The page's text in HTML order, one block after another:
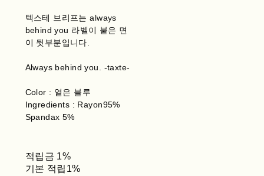
텍스테 브리프는 always
behind you 라벨이 붙은 면
이 뒷부분입니다.
Always behind you. -taxte-
Color : 옅은 블루
Ingredients : Rayon95%
Spandax 5%
적립금 1%
기본 적립 1%